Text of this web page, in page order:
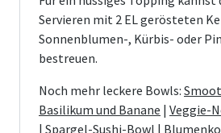
Servieren mit 2 EL gerösteten
Sonnenblumen-, Kürbis- oder
bestreuen.
Noch mehr leckere Bowls:
Basilikum und Banane | Veggie-
| Spargel-Sushi-Bowl |